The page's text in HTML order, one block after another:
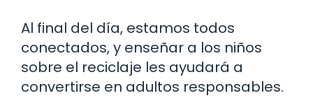
Al final del día, estamos todos
conectados, y enseñar a los niños
sobre el reciclaje les ayudará a
convertirse en adultos responsables.